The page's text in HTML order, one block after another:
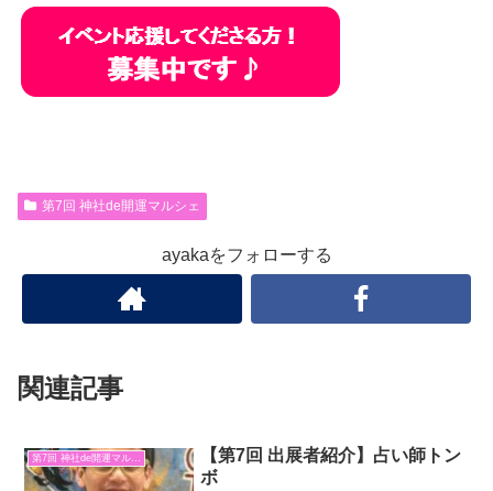
第7回 神社de開運マルシェ
ayakaをフォローする
関連記事
第7回 神社de開運マルシェ
【第7回 出展者紹介】占い師トン
ボ